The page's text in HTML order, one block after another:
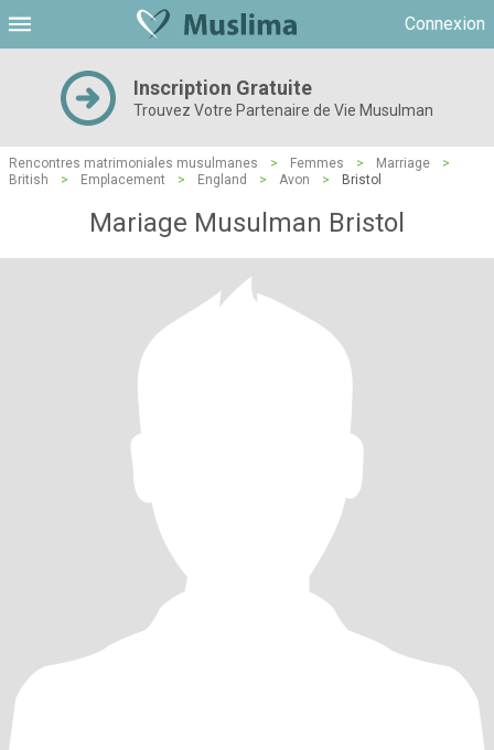
Connexion
Inscription Gratuite
Trouvez Votre Partenaire de Vie Musulman
Rencontres matrimoniales musulmanes > Femmes > Marriage
>
British
> Emplacement > England > Avon > Bristol
Mariage Musulman Bristol